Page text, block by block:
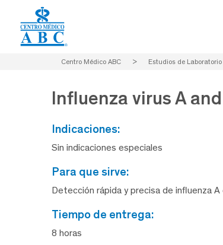
Centro Médico ABC > Estudios de
Influenza virus A
indicaciones:
Sin indicaciones especiales
para que sirve:
Detección rápida y precisa de influenza A
tiempo de entrega:
8 horas